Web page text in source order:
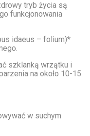
tryb życia są
funkcjonowania
idaeus – folium)*
szklanką wrzątku i
na około 10-15
w suchym